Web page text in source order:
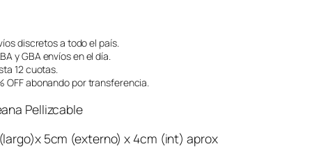
discretos a todo el país.
y GBA envíos en el día.
12 cuotas.
OFF abonando por transferencia.
Pellizcable
5cm (externo) x 4cm (int) aprox